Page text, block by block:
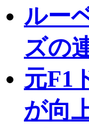
ルー
ズの
元F1
が向